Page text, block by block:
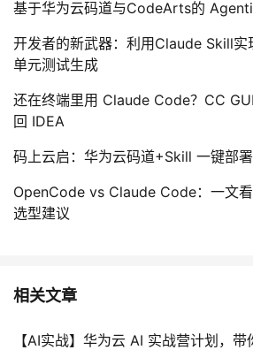
基于华为云码道与CodeArts的
开发者的新武器：利用Claude Skill实
单元测试生成
还在终端里用 Claude Code？CC
回 IDEA
码上云启：华为云码道+Skill 一键部
OpenCode vs Claude Code：一文
选型建议
相关文章
【AI实战】华为云 AI 实战营计划，